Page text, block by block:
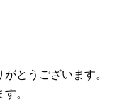
とうございます。
。